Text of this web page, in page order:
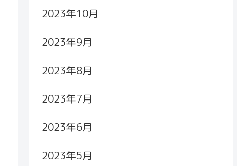
2023年10月
2023年9月
2023年8月
2023年7月
2023年6月
2023年5月